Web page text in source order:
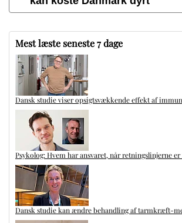
Mest læste seneste 7 dage
Dansk studie viser opsigtsvækkende effekt af
Psykolog: Hvem har ansvaret, når retningslinjerne
Dansk studie kan ændre behandling af tarmkræft-